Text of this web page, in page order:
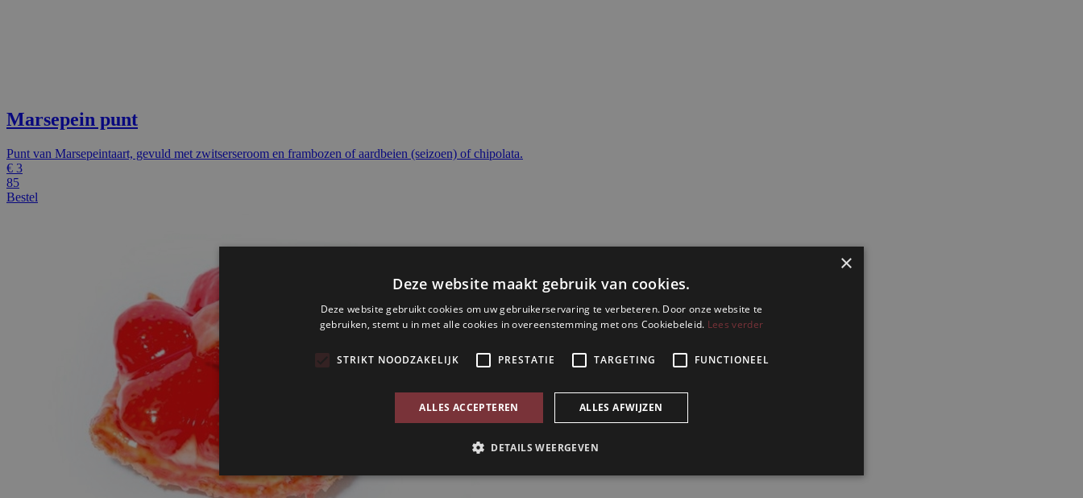
Marsepein punt
Punt van Marsepeintaart, gevuld met zwitserseroom en frambozen of aardbeien (seizoen) of chipolata.
€ 3
85
Bestel